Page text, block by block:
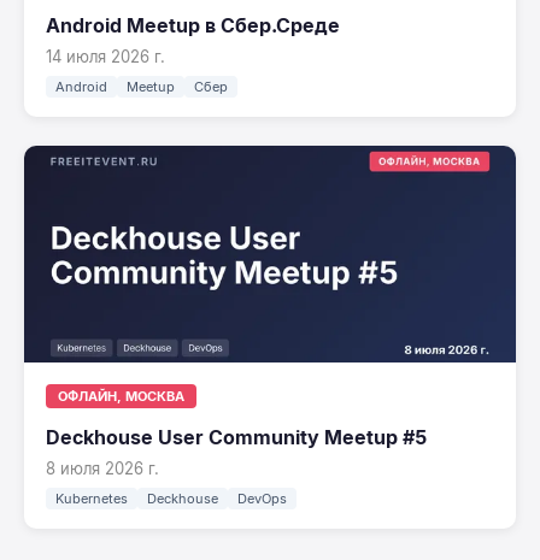
Android Meetup в Сбер.Среде
14 июля 2026 г.
Android Meetup Сбер
ОФЛАЙН, МОСКВА
Deckhouse User Community Meetup #5
8 июля 2026 г.
Kubernetes Deckhouse DevOps